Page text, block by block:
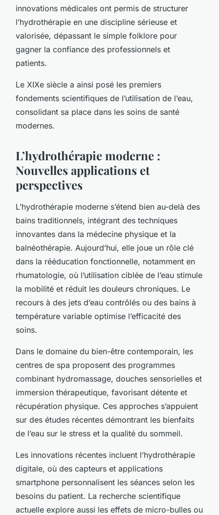
innovations médicales ont permis de structurer
l’hydrothérapie en une discipline sérieuse et
valorisée, dépassant le simple folklore pour
gagner la confiance des professionnels et
patients.
Le XIXe siècle a ainsi posé les premiers
fondements scientifiques de l’utilisation de l’eau,
consolidant sa place dans les soins de santé
modernes.
L’hydrothérapie moderne :
Nouvelles applications et
perspectives
L’hydrothérapie moderne s’étend bien au-delà des
bains traditionnels, intégrant des techniques
innovantes dans la médecine physique et la
balnéothérapie. Aujourd’hui, elle joue un rôle clé
dans la rééducation fonctionnelle, notamment en
rhumatologie, où l’utilisation ciblée de l’eau stimule
la mobilité et réduit les douleurs chroniques. Le
recours à des jets d’eau contrôlés ou des bains à
température variable optimise l’efficacité des
soins.
Dans le domaine du bien-être contemporain, les
centres de spa proposent des programmes
combinant hydromassage, douches sensorielles et
immersion thérapeutique, favorisant détente et
récupération physique. Ces approches s’appuient
sur des études récentes démontrant les bienfaits
de l’eau sur le stress et la qualité du sommeil.
Les innovations récentes incluent l’hydrothérapie
digitale, où des capteurs et applications
smartphone personnalisent les séances selon les
besoins du patient. La recherche scientifique
actuelle explore aussi les effets de micro-bulles ou